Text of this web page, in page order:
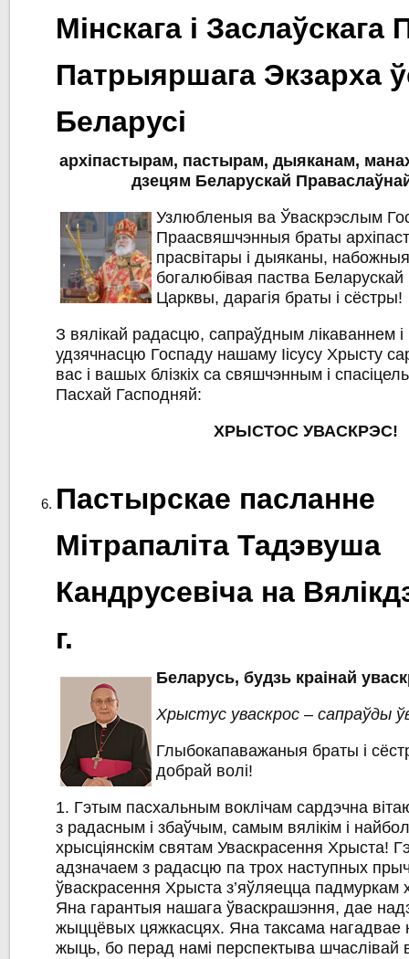
Мінскага і Заслаўскага
Патрыяршага Экзарха
Беларусі
архіпастырам, пастырам, дыяканам,
дзецям Беларускай
Узлюбленыя ва Ўваскрэслым
Праасвяшчэнныя браты
прасвітары і дыяканы, набожныя
богалюбівая паства
Царквы, дарагія браты і сёстры!
З вялікай радасцю, сапраўдным лікаваннем
удзячнасцю Госпаду нашаму Іісусу Хрысту
вас і вашых блізкіх са свяшчэнным і
Пасхай Гасподняй:
ХРЫСТОС УВАСКРЭС!
Пастырскае пасланне
Мітрапаліта Тадэвуша
Кандрусевіча на
г.
Беларусь, будзь краінай
Хрыстус уваскрос – сапраўды
Глыбокапаважаныя браты і
добрай волі!
1. Гэтым пасхальным воклічам сардэчна
з радасным і збаўчым, самым вялікім і
хрысціянскім святам Уваскрасення Хрыста!
адзначаем з радасцю па трох наступных
ўваскрасення Хрыста з’яўляецца падмуркам
Яна гарантыя нашага ўваскрашэння, дае
жыццёвых цяжкасцях. Яна таксама нагадвае
жыць, бо перад намі перспектыва шчаслівай